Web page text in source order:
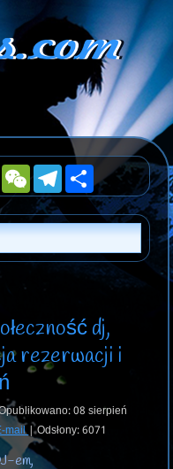
Line WeChat TelegramShare
dj,
rezerwacji i
08 sierpień
mail|Odsłony: 6071
em,